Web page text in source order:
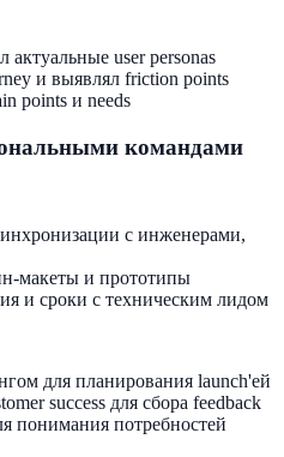
актуальные user personas
и выявлял friction points
points и needs
командами
с инженерами,
макеты и прототипы
и сроки с техническим лидом
для планирования launch'ей
success для сбора feedback
понимания потребностей